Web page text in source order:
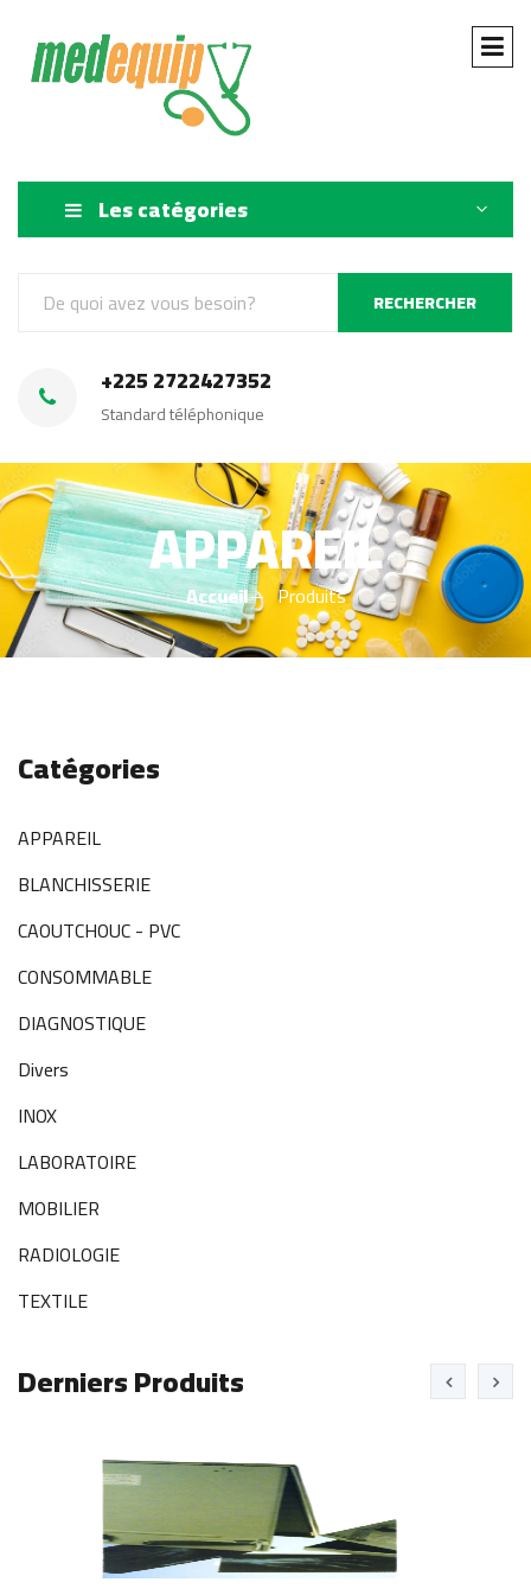
Les catégories
RECHERCHER
+225 2722427352
Standard téléphonique
APPAREIL
Accueil Produits
Catégories
APPAREIL
BLANCHISSERIE
CAOUTCHOUC - PVC
CONSOMMABLE
DIAGNOSTIQUE
Divers
INOX
LABORATOIRE
MOBILIER
RADIOLOGIE
TEXTILE
Derniers Produits
NEGATOSCOPES